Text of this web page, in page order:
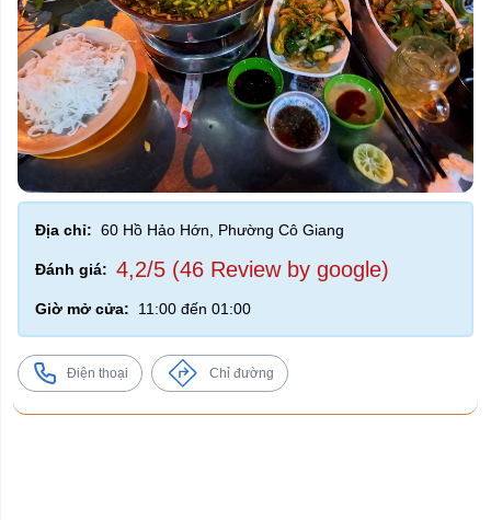
Địa chỉ: 60 Hồ Hảo Hớn, Phường Cô Giang
Đánh giá: 4,2/5 (46 Review by google)
Giờ mở cửa: 11:00 đến 01:00
Điện thoại Chỉ đường